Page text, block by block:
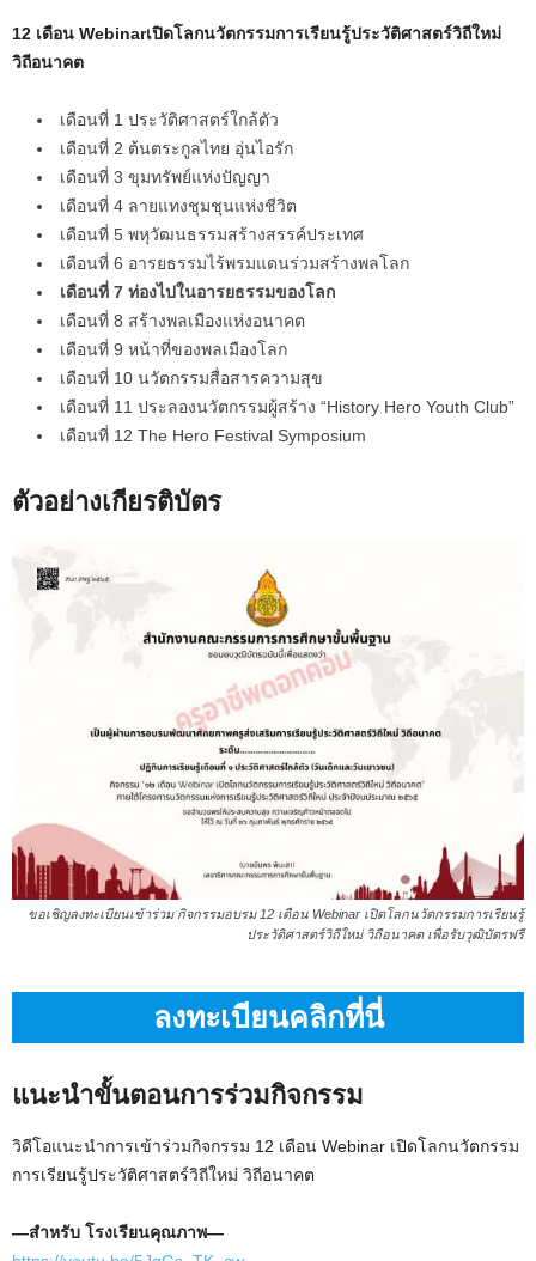
12 เดือน Webinarเปิดโลกนวัตกรรมการเรียนรู้ประวัติศาสตร์วิถีใหม่
วิถีอนาคต
เดือนที่ 1 ประวัติศาสตร์ใกล้ตัว
เดือนที่ 2 ต้นตระกูลไทย อุ่นไอรัก
เดือนที่ 3 ขุมทรัพย์แห่งปัญญา
เดือนที่ 4 ลายแทงชุมชุนแห่งชีวิต
เดือนที่ 5 พหุวัฒนธรรมสร้างสรรค์ประเทศ
เดือนที่ 6 อารยธรรมไร้พรมแดนร่วมสร้างพลโลก
เดือนที่ 7 ท่องไปในอารยธรรมของโลก
เดือนที่ 8 สร้างพลเมืองแห่งอนาคต
เดือนที่ 9 หน้าที่ของพลเมืองโลก
เดือนที่ 10 นวัตกรรมสื่อสารความสุข
เดือนที่ 11 ประลองนวัตกรรมผู้สร้าง “History Hero Youth Club”
เดือนที่ 12 The Hero Festival Symposium
ตัวอย่างเกียรติบัตร
ขอเชิญลงทะเบียนเข้าร่วม กิจกรรมอบรม 12 เดือน Webinar เปิดโลกนวัตกรรมการเรียนรู้
ประวัติศาสตร์วิถีใหม่ วิถีอนาคต เพื่อรับวุฒิบัตรฟรี
ลงทะเบียนคลิกที่นี่
แนะนำขั้นตอนการร่วมกิจกรรม
วิดีโอแนะนำการเข้าร่วมกิจกรรม 12 เดือน Webinar เปิดโลกนวัตกรรม
การเรียนรู้ประวัติศาสตร์วิถีใหม่ วิถีอนาคต
—สำหรับ โรงเรียนคุณภาพ—